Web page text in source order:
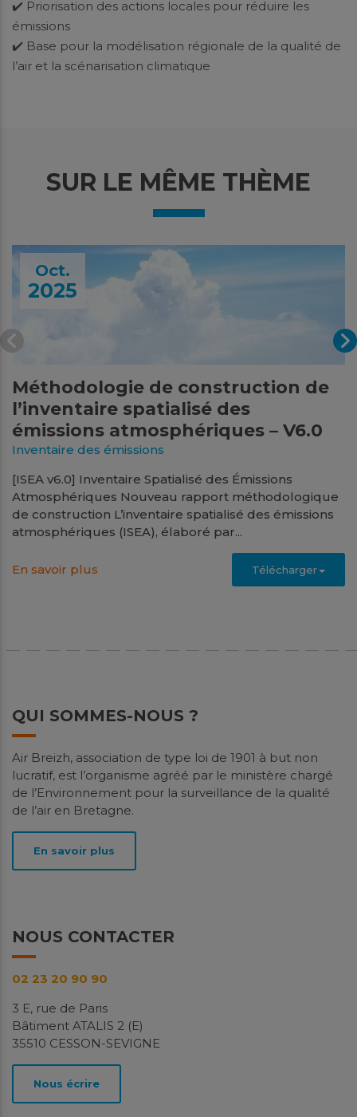
✔️ Priorisation des actions locales pour réduire les
émissions
✔️ Base pour la modélisation régionale de la qualité de
l’air et la scénarisation climatique
SUR LE MÊME THÈME
Oct.
2025
Méthodologie de construction de
l’inventaire spatialisé des
émissions atmosphériques – V6.0
Inventaire des émissions
[ISEA v6.0] Inventaire Spatialisé des Émissions
Atmosphériques Nouveau rapport méthodologique
de construction L’inventaire spatialisé des émissions
atmosphériques (ISEA), élaboré par...
En savoir plus Télécharger
2023
Bilan des émissions
atmosphériques 2020
Inventaire des émissions
atmosphériques (ISEA), produit par Air Breizh pour la
Bretagne,...
Oct.
2023
Méthodologie de construction de
QUI SOMMES-NOUS ?
Air Breizh, association de type loi de 1901 à but non
lucratif, est l’organisme agréé par le ministère chargé
de l’Environnement pour la surveillance de la qualité
de l’air en Bretagne.
En savoir plus
NOUS CONTACTER
02 23 20 90 90
3 E, rue de Paris
Bâtiment ATALIS 2 (E)
35510 CESSON-SEVIGNE
Nous écrire